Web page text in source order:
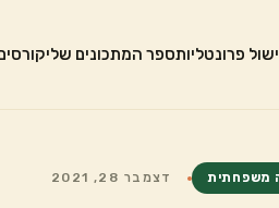
פרונטליותספר המתכונים שלי
משפחתית דצמבר 28, 2021